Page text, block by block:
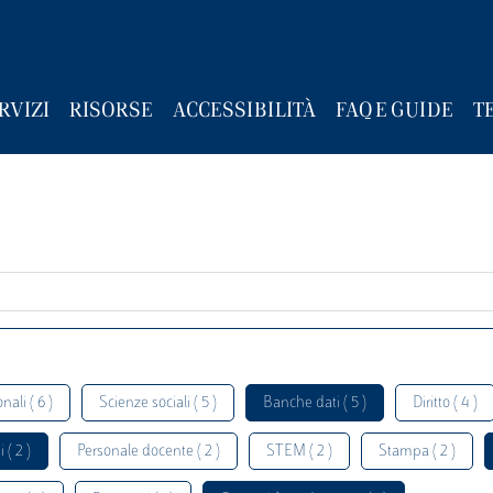
RISORSE ACCESSIBILITÀ FAQ E GUIDE
( 6 ) Scienze sociali ( 5 ) Banche dati ( 5 ) Diritto ( 4 )
( 2 ) Personale docente ( 2 ) STEM ( 2 ) Stampa ( 2 )